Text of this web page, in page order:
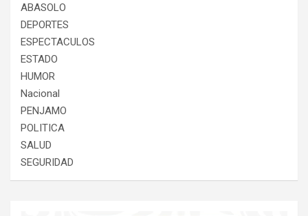
ABASOLO
DEPORTES
ESPECTACULOS
ESTADO
HUMOR
Nacional
PENJAMO
POLITICA
SALUD
SEGURIDAD